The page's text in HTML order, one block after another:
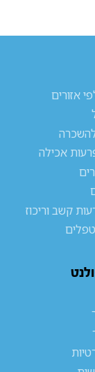
אזורים
אכילה
קשב וריכוז